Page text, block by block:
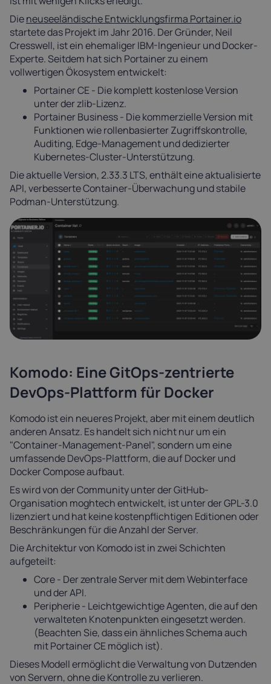
Dieneuseeländische Entwicklungsfirma Portainer.io
startete das Projekt im Jahr 2016. Der Gründer, Neil
Cresswell, ist ein ehemaliger IBM-Ingenieur und Docker-
Experte. Seitdem hat sich Portainer zu einem
vollwertigen Ökosystem entwickelt:
Portainer CE - Die komplett kostenlose Version
unter der zlib-Lizenz.
Portainer Business - Die kommerzielle Version mit
Funktionen wie rollenbasierter Zugriffskontrolle,
Auditing, Edge-Management und dedizierter
Kubernetes-Cluster-Unterstützung.
Die aktuelle Version, 2.33.3 LTS, enthält eine aktualisierte
API, verbesserte Container-Überwachung und stabile
Podman-Unterstützung.
Komodo: Eine GitOps-zentrierte
DevOps-Plattform für Docker
Komodo ist ein neueres Projekt, aber mit einem deutlich
anderen Ansatz. Es handelt sich nicht nur um ein
"Container-Management-Panel", sondern um eine
umfassende DevOps-Plattform, die auf Docker und
Docker Compose aufbaut.
Es wird von der Community unter der GitHub-
Organisation moghtech entwickelt, ist unter der GPL-3.0
lizenziert und hat keine kostenpflichtigen Editionen oder
Beschränkungen für die Anzahl der Server.
Die Architektur von Komodo ist in zwei Schichten
aufgeteilt:
Core - Der zentrale Server mit dem Webinterface
und der API.
Peripherie - Leichtgewichtige Agenten, die auf den
verwalteten Knotenpunkten eingesetzt werden.
(Beachten Sie, dass ein ähnliches Schema auch
mit Portainer CE möglich ist).
Dieses Modell ermöglicht die Verwaltung von Dutzenden
von Servern, ohne die Kontrolle zu verlieren.